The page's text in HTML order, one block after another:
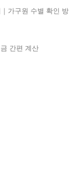
가구원 수별 확인 방
간편 계산